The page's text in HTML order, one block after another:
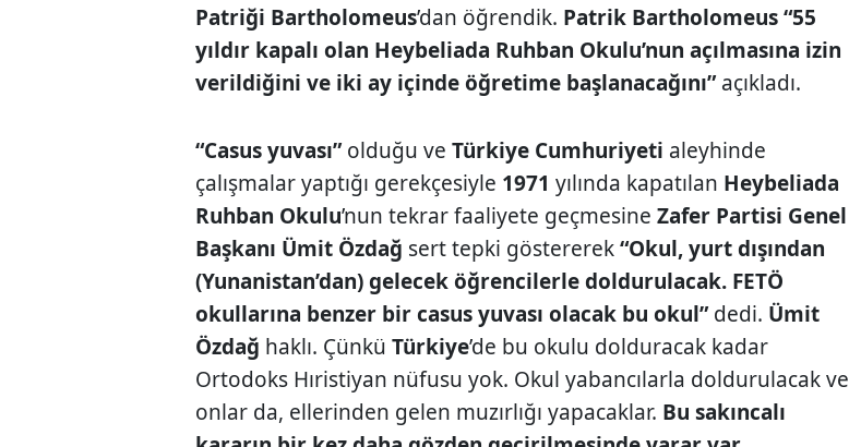
Patriği Bartholomeus’dan öğrendik. Patrik Bartholomeus“55
yıldır kapalı olan Heybeliada Ruhban Okulu’nun açılmasına izin
verildiğini ve iki ay içinde öğretime başlanacağını”açıkladı.
“Casus yuvası”olduğu veTürkiye Cumhuriyeti aleyhinde
çalışmalar yaptığı gerekçesiyle 1971yılında kapatılan Heybeliada
Ruhban Okulu’nun tekrar faaliyete geçmesineZafer Partisi Genel
Başkanı Ümit Özdağ sert tepki göstererek“Okul, yurt dışından
(Yunanistan’dan) gelecek öğrencilerle doldurulacak. FETÖ
okullarına benzer bir casus yuvası olacak bu okul”dedi. Ümit
Özdağ haklı. ÇünküTürkiye’de bu okulu dolduracak kadar
Ortodoks Hıristiyan nüfusu yok. Okul yabancılarla doldurulacak ve
onlar da, ellerinden gelen muzırlığı yapacaklar. Bu sakıncalı